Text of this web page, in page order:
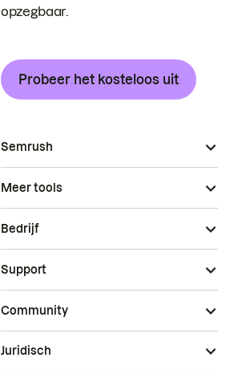
opzegbaar.
Probeer het kosteloos uit
Semrush
Meer tools
Bedrijf
Support
Community
Juridisch